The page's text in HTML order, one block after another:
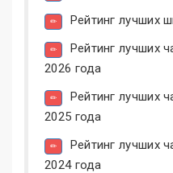
Рейтинг лучших
Рейтинг лучших
2026 года
Рейтинг лучших
2025 года
Рейтинг лучших
2024 года